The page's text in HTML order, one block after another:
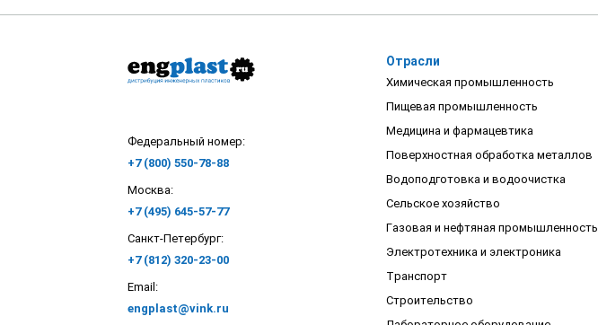
Федеральный номер:
+7 (800) 550-78-88
Москва:
+7 (495) 645-57-77
Санкт-Петербург:
+7 (812) 320-23-00
Email:
engplast@vink.ru
Отрасли
Химическая промышленность
Пищевая промышленность
Медицина и фармацевтика
Поверхностная обработка металлов
Водоподготовка и водоочистка
Сельское хозяйство
Газовая и нефтяная промышленность
Электротехника и электроника
Транспорт
Строительство